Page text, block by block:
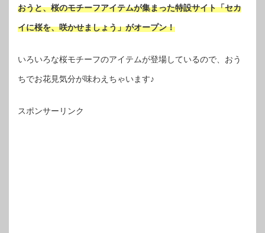
おうと、桜のモチーフアイテムが集まった特設サイト「セカ
イに桜を、咲かせましょう」がオープン！
いろいろな桜モチーフのアイテムが登場しているので、おう
ちでお花見気分が味わえちゃいます♪
スポンサーリンク